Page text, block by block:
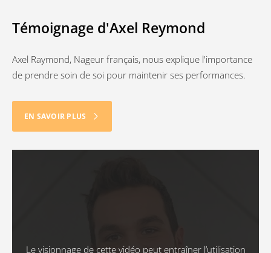
Témoignage d'Axel Reymond
Axel Raymond, Nageur français, nous explique l'importance
de prendre soin de soi pour maintenir ses performances.
EN SAVOIR PLUS
Le visionnage de cette vidéo peut entraîner l’utilisation